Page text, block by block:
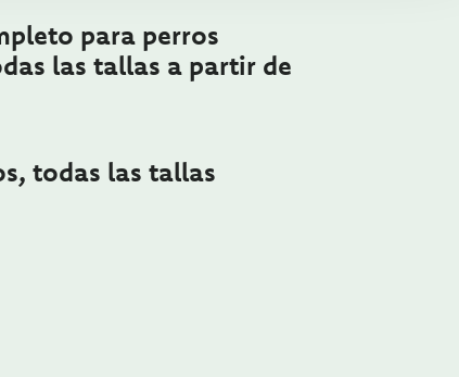
para perros
las tallas a partir de
todas las tallas